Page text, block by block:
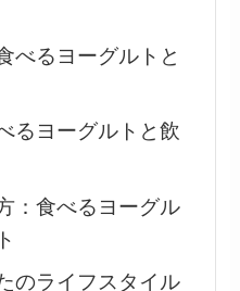
べるヨーグルトと
るヨーグルトと飲
：食べるヨーグル
のライフスタイル